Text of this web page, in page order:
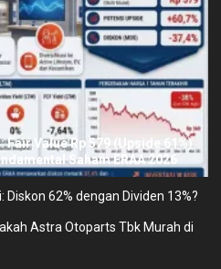
Fair Value Rp 579 (Upside 61%)
Saham ERAA 2026
Diskon 62% dengan Dividen 13%?
Astra Otoparts Tbk Murah di